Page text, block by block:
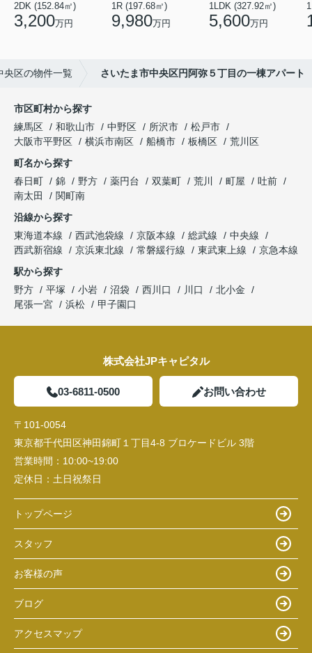
2DK (152.84㎡)
3,200万円
1R (197.68㎡)
9,980万円
1LDK (327.92㎡)
5,600万円
央区の物件一覧 さいたま市中央区円阿弥５丁目の一棟アパート
市区町村から探す
練馬区
和歌山市 中野区 所沢市
松戸市
大阪市平野区
横浜市南区 船橋市 板橋区
荒川区
町名から探す
春日町
錦 野方 薬円台 双葉町 荒川 町屋
吐前
南太田
関町南
沿線から探す
東海道本線
西武池袋線 京阪本線 総武線
中央線
西武新宿線
京浜東北線 常磐緩行線 東武東上線
京急本線
駅から探す
野方
平塚 小岩 沼袋 西川口 川口
北小金
尾張一宮
浜松 甲子園口
株式会社JPキャピタル
03-6811-0500 お問い合わせ
〒101-0054
東京都千代田区神田錦町１丁目4-8 ブロケードビル 3階
営業時間： 10:00~19:00
定休日： 土日祝祭日
トップページ
スタッフ
お客様の声
ブログ
アクセスマップ